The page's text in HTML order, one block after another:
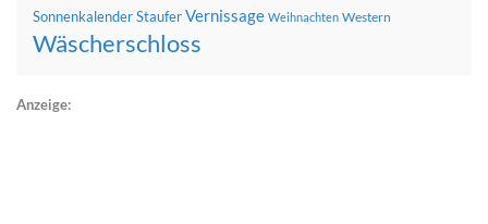
SonnenkalenderStauferVernissage Weihnachten Western
Wäscherschloss
Anzeige: